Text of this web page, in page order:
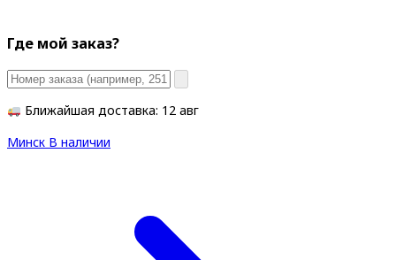
Где мой заказ?
Ближайшая доставка: 12 авг
Минск В наличии